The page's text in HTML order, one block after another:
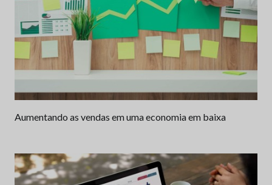
Aumentando as vendas em uma economia em baixa